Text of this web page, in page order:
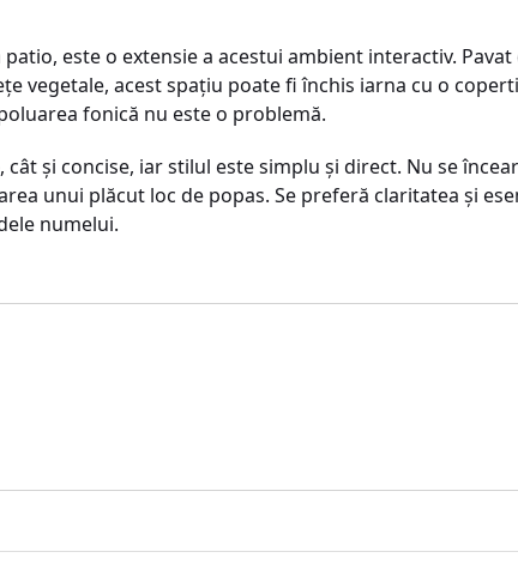
este o extensie a acestui ambient interactiv.
vegetale, acest spaţiu poate fi închis iarna cu o
fonică nu este o problemă.
şi concise, iar stilul este simplu şi direct. Nu se
unui plăcut loc de popas. Se preferă claritatea şi
numelui.